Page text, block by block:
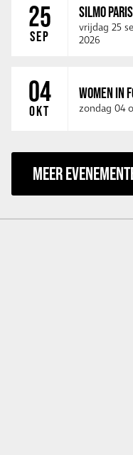
25
SEP
SILMO
vrijdag 25
2026
04
OKT
WOMEN IN
zondag 04
MEER